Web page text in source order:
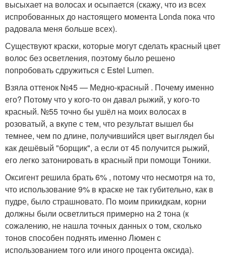
высыхает на волосах и осыпается (скажу, что из всех
испробованных до настоящего момента Londa пока что
радовала меня больше всех).
Существуют краски, которые могут сделать красный цвет
волос без осветления, поэтому было решено
попробовать сдружиться с Estel Lumen.
Взяла оттенок №45 — Медно-красный . Почему именно
его? Потому что у кого-то он давал рыжий, у кого-то
красный. №55 точно бы ушёл на моих волосах в
розоватый, а вкупе с тем, что результат вышел бы
темнее, чем по длине, получившийся цвет выглядел бы
как дешёвый "борщик", а если от 45 получится рыжий,
его легко затонировать в красный при помощи Тоники.
Оксигент решила брать 6% , потому что несмотря на то,
что использование 9% в краске не так губительно, как в
пудре, было страшновато. По моим прикидкам, корни
должны были осветлиться примерно на 2 тона (к
сожалению, не нашла точных данных о том, сколько
тонов способен поднять именно Люмен с
использованием того или иного процента оксида).